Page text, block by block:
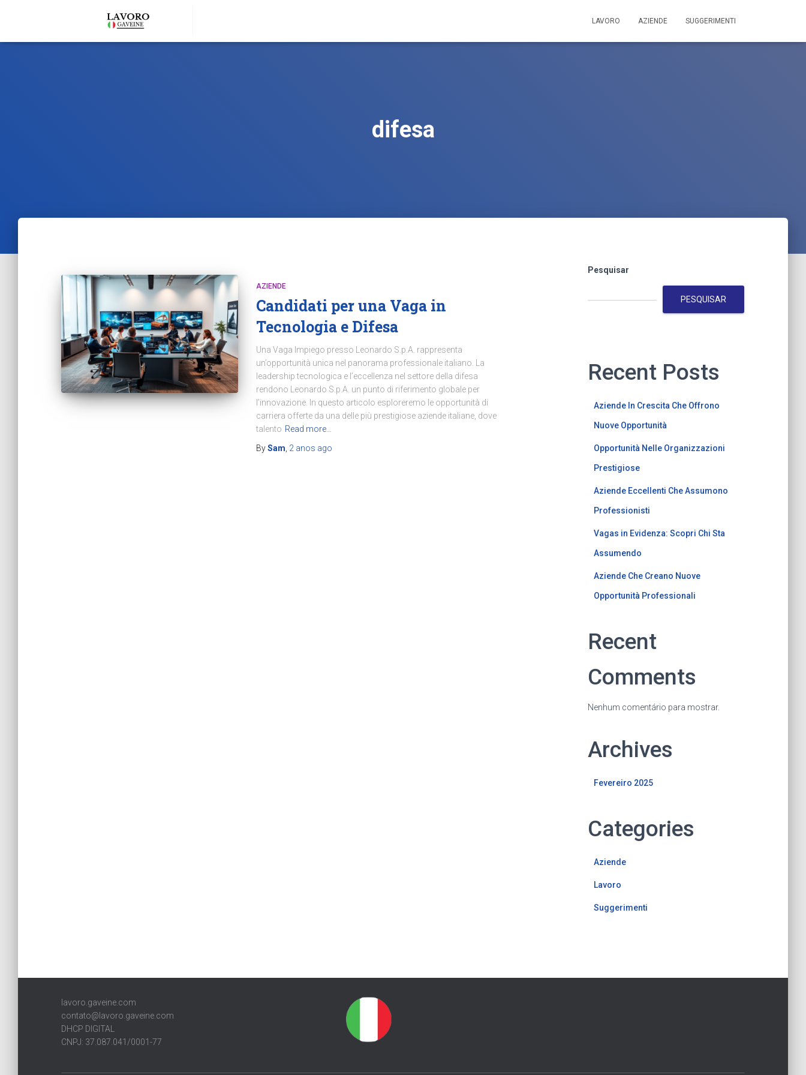
LAVORO AZIENDE SUGGERIMENTI
difesa
AZIENDE
Candidati per una Vaga in
Tecnologia e Difesa
Una Vaga Impiego presso Leonardo S.p.A. rappresenta
un’opportunità unica nel panorama professionale italiano. La
leadership tecnologica e l’eccellenza nel settore della difesa
rendono Leonardo S.p.A. un punto di riferimento globale per
l’innovazione. In questo articolo esploreremo le opportunità di
carriera offerte da una delle più prestigiose aziende italiane, dove
talento Read more…
BySam 2 anos ago
Pesquisar
PESQUISAR
Recent Posts
Aziende In Crescita Che Offrono
Nuove Opportunità
Opportunità Nelle Organizzazioni
Prestigiose
Aziende Eccellenti Che Assumono
Professionisti
Vagas in Evidenza: Scopri Chi Sta
Assumendo
Aziende Che Creano Nuove
Opportunità Professionali
Recent
Comments
Nenhum comentário para mostrar.
Archives
Fevereiro 2025
Categories
Aziende
Lavoro
Suggerimenti
lavoro.gaveine.com
contato@lavoro.gaveine.com
DHCP DIGITAL
CNPJ: 37.087.041/0001-77